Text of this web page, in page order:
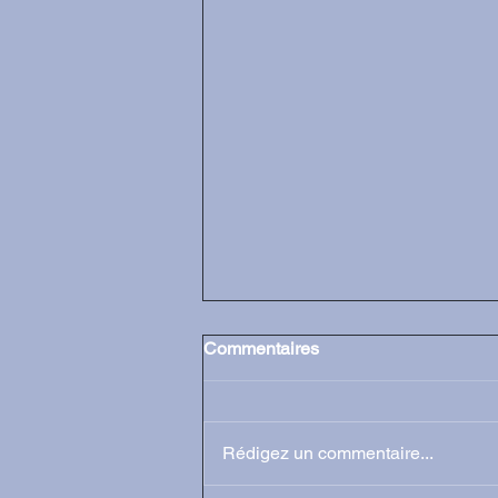
Commentaires
Rédigez un commentaire...